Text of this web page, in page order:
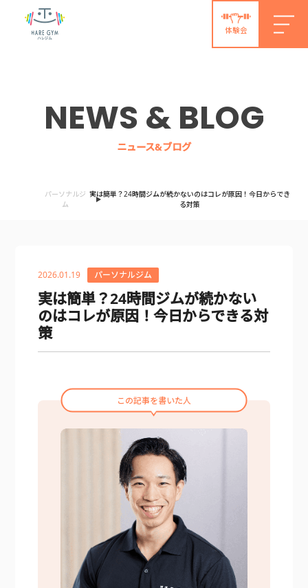
体験会
NEWS & BLOG
ニュース&ブログ
パーソナルジ
ム
実は簡単？24時間ジムが続かないのはコレが原因！今日からでき
る対策
2026.01.19 パーソナルジム
実は簡単？24時間ジムが続かない
のはコレが原因！今日からできる対
策
この記事を書いた人